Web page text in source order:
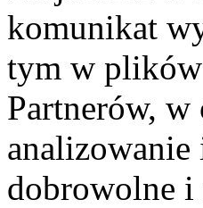
komunikat
tym w
Partnerów, w
dobrowolne i